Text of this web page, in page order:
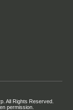
All Rights Reserved.
permission.